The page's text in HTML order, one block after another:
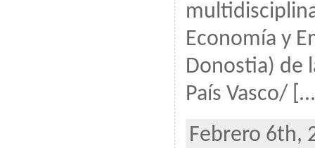
Economía y
Donostia) de
País Vasco/
Febrero 6th,